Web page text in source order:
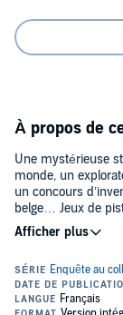
À propos de
Une mystérieuse
monde, un
un concours
belge… Jeux de
Que de défis pour
Cul-Vert ! Et que
la salamandre -
des
Gallimard Jeunesse